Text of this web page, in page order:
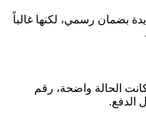
بضمان رسمي، لكنها غالباً
الحالة واضحة، رقم
الدفع.